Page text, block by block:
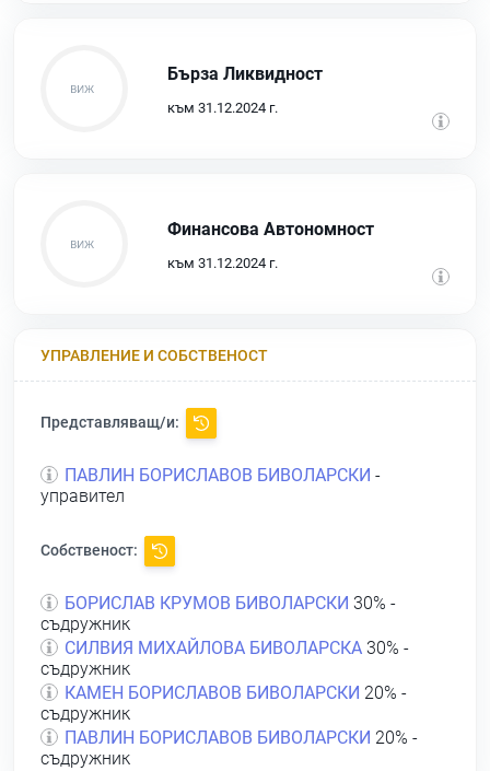
Бърза Ликвидност
към 31.12.2024 г.
Финансова Автономност
към 31.12.2024 г.
УПРАВЛЕНИЕ И СОБСТВЕНОСТ
Представляващ/и:
ПАВЛИН БОРИСЛАВОВ БИВОЛАРСКИ -
управител
Собственост:
БОРИСЛАВ КРУМОВ БИВОЛАРСКИ 30% -
съдружник
СИЛВИЯ МИХАЙЛОВА БИВОЛАРСКА 30% -
съдружник
КАМЕН БОРИСЛАВОВ БИВОЛАРСКИ 20% -
съдружник
ПАВЛИН БОРИСЛАВОВ БИВОЛАРСКИ 20% -
съдружник